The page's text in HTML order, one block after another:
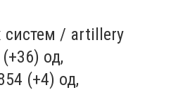
систем / artillery
од,
(+4) од,